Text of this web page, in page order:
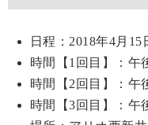
日程：2018年4月15
時間【1回目】：午
時間【2回目】：午
時間【3回目】：午